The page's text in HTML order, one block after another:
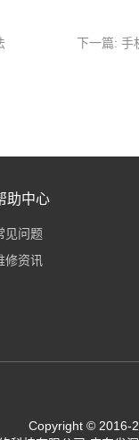
下一篇: 手
助中心
见问题
修资讯
Copyright © 2016-